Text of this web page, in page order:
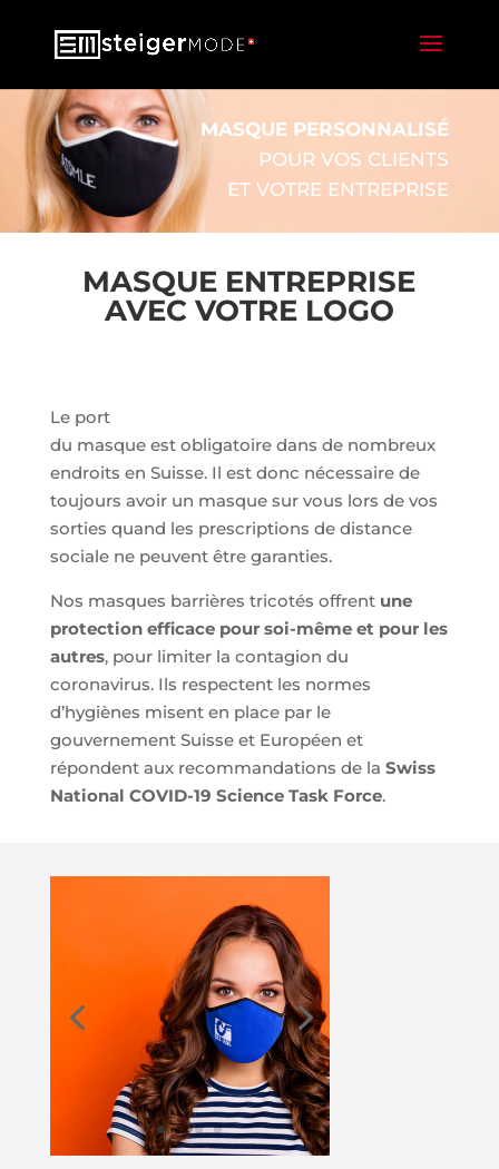
MASQUE PERSONNALISÉ
POUR VOS CLIENTS
ET VOTRE ENTREPRISE
MASQUE ENTREPRISE
AVEC VOTRE LOGO
Le port
du masque est obligatoire dans de nombreux
endroits en Suisse. Il est donc nécessaire de
toujours avoir un masque sur vous lors de vos
sorties quand les prescriptions de distance
sociale ne peuvent être garanties.
Nos masques barrières tricotés offrent une
protection efficace pour soi-même et pour les
autres, pour limiter la contagion du
coronavirus. Ils respectent les normes
d’hygiènes misent en place par le
gouvernement Suisse et Européen et
répondent aux recommandations de la Swiss
National COVID-19 Science Task Force.